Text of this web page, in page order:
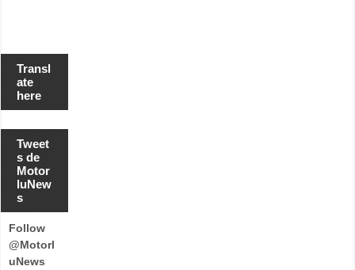
Transl
ate
here
Tweet
s de
Motor
luNew
s
Follow
@Motorl
uNews